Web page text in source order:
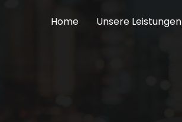
Home Unsere Leistungen